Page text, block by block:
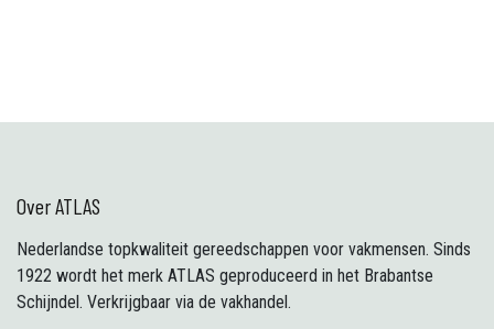
Over ATLAS
Nederlandse topkwaliteit gereedschappen voor vakmensen. Sinds
1922 wordt het merk ATLAS geproduceerd in het Brabantse
Schijndel. Verkrijgbaar via de vakhandel.